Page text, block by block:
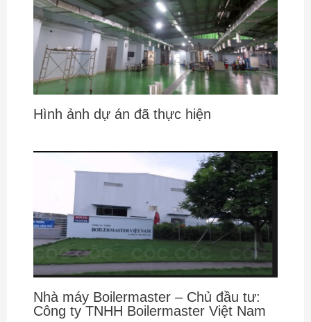
Hình ảnh dự án đã thực hiện
Nhà máy Boilermaster – Chủ đầu tư:
Công ty TNHH Boilermaster Việt Nam